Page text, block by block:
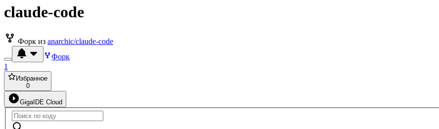
claude-code
Форк из anarchic/claude-code
Форк
1
Избранное
0
GigaIDE Cloud